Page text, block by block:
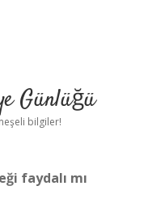
Günlüğü
bilgiler!
faydalı mı